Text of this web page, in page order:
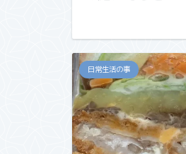
日常生活の事